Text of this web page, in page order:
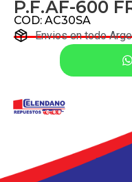
P.F.AF-600
COD: AC30SA
Envios en todo